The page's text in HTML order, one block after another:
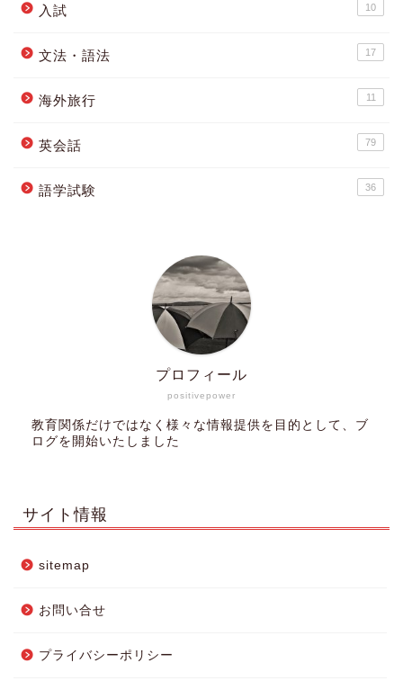
入試 10
文法・語法 17
海外旅行 11
英会話 79
語学試験 36
positivepower
プロフィール
教育関係だけではなく様々な情報提供を目的として、ブ
ログを開始いたしました
サイト情報
sitemap
お問い合せ
プライバシーポリシー